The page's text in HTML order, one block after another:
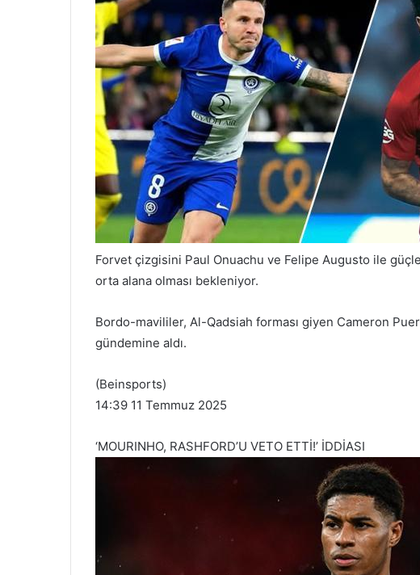
Forvet çizgisini Paul Onuachu ve Felipe Augusto ile
orta alana olması bekleniyor.
Bordo-mavililer, Al-Qadsiah forması giyen Cameron
gündemine aldı.
(Beinsports)
14:39 11 Temmuz 2025
‘MOURINHO, RASHFORD’U VETO ETTİ!’ İDDİASI